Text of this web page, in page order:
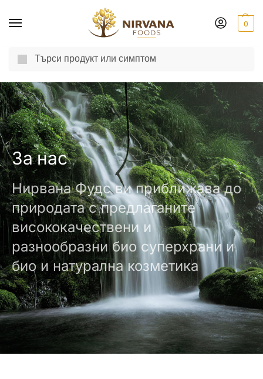
0
Доставка до другия ден за поръчки пон-пет до 13:00 ч.
За нас
Нирвана Фудс ви приближава до
природата с предлаганите
висококачествени и
разнообразни био суперхрани и
био и натурална козметика